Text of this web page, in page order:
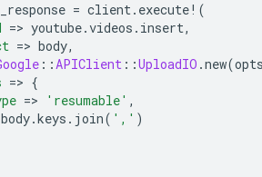
= client. execute! (
=> youtube.videos . insert,
=> body,
::APIClient ::UploadIO .new(
=> {
=> 'resumable' ,
body.keys . join( ',' )